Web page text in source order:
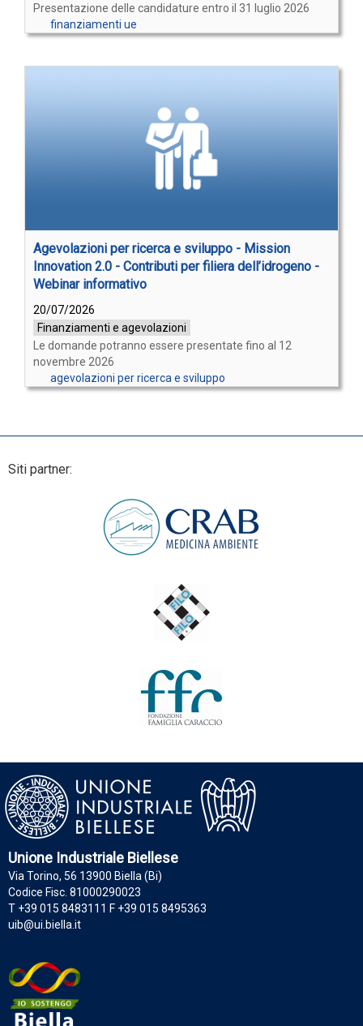
Presentazione delle candidature entro il 31 luglio 2026
finanziamenti ue
Agevolazioni per ricerca e sviluppo - Mission
Innovation 2.0 - Contributi per filiera dell’idrogeno -
Webinar informativo
20/07/2026
Finanziamenti e agevolazioni
Le domande potranno essere presentate fino al 12
novembre 2026
agevolazioni per ricerca e sviluppo
Siti partner:
Unione Industriale Biellese
Via Torino, 56 13900 Biella (Bi)
Codice Fisc. 81000290023
T +39 015 8483111 F +39 015 8495363
uib@ui.biella.it